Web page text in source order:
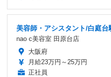
美容師・アシスタント/白庭
nao c美容室 田原台店
大阪府
月給23万円～25万円
正社員